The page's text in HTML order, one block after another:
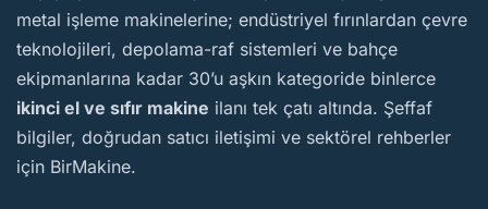
metal işleme makinelerine; endüstriyel fırınlardan çevre
teknolojileri, depolama-raf sistemleri ve bahçe
ekipmanlarına kadar 30’u aşkın kategoride binlerce
ikinci el ve sıfır makine ilanı tek çatı altında. Şeffaf
bilgiler, doğrudan satıcı iletişimi ve sektörel rehberler
için BirMakine.